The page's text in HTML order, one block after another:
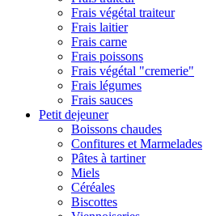
Frais végétal traiteur
Frais laitier
Frais carne
Frais poissons
Frais végétal "cremerie"
Frais légumes
Frais sauces
Petit dejeuner
Boissons chaudes
Confitures et Marmelades
Pâtes à tartiner
Miels
Céréales
Biscottes